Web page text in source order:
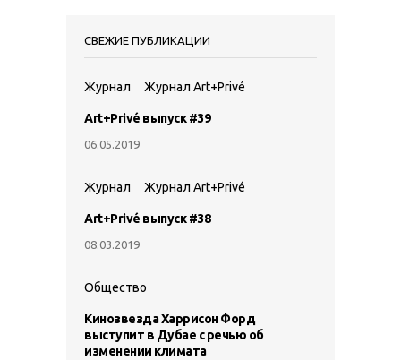
СВЕЖИЕ ПУБЛИКАЦИИ
Журнал Журнал Art+Privé
Art+Privé выпуск #39
06.05.2019
Журнал Журнал Art+Privé
Art+Privé выпуск #38
08.03.2019
Общество
Кинозвезда Харрисон Форд
выступит в Дубае с речью об
изменении климата